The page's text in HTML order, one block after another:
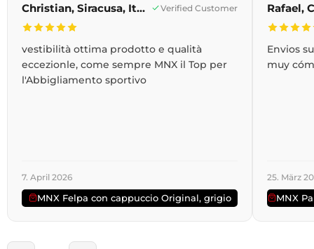
Christian, Siracusa, Italien Verified Customer
vestibilità ottima prodotto e qualità
eccezionle, come sempre MNX il Top per
l'Abbigliamento sportivo
7. April 2026
MNX Felpa con cappuccio Original, grigio
Envios
muy
25. März
MNX